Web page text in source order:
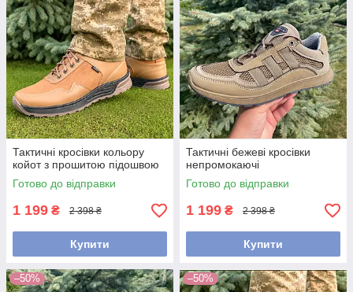
Тактичні кросівки кольору
койот з прошитою підошвою
Готово до відправки
1 199 ₴ 2 398 ₴
Купити
Тактичні бежеві кросівки
непромокаючі
Готово до відправки
1 199 ₴ 2 398 ₴
Купити
–50% –50%